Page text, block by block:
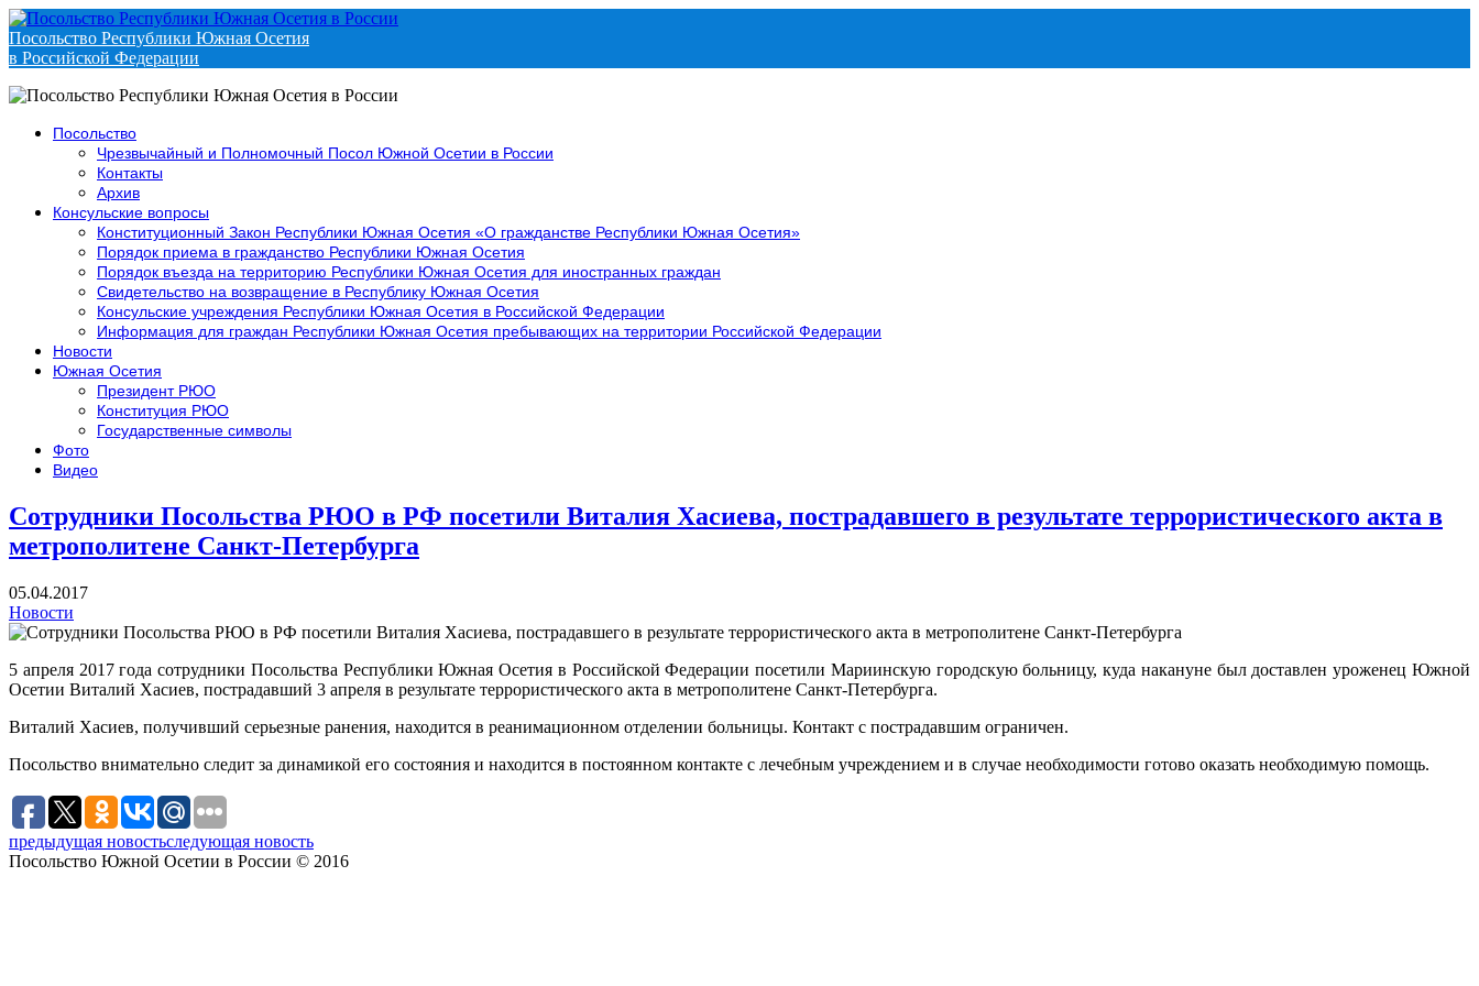
Посольство Республики Южная Осетия
в Российской Федерации
Посольство
Чрезвычайный и Полномочный Посол Южной Осетии в России
Контакты
Архив
Консульские вопросы
Конституционный Закон Республики Южная Осетия «О гражданстве Республики Южная Осетия»
Порядок приема в гражданство Республики Южная Осетия
Порядок въезда на территорию Республики Южная Осетия для иностранных граждан
Свидетельство на возвращение в Республику Южная Осетия
Консульские учреждения Республики Южная Осетия в Российской Федерации
Информация для граждан Республики Южная Осетия пребывающих на территории Российской Федерации
Новости
Южная Осетия
Президент РЮО
Конституция РЮО
Государственные символы
Фото
Видео
Сотрудники Посольства РЮО в РФ посетили Виталия Хасиева, пострадавшего в результате террористического акта в
метрополитене Санкт-Петербурга
05.04.2017
Новости
5 апреля 2017 года сотрудники Посольства Республики Южная Осетия в Российской Федерации посетили Мариинскую городскую больницу, куда накануне был доставлен уроженец Южной
Осетии Виталий Хасиев, пострадавший 3 апреля в результате террористического акта в метрополитене Санкт-Петербурга.
Виталий Хасиев, получивший серьезные ранения, находится в реанимационном отделении больницы. Контакт с пострадавшим ограничен.
Посольство внимательно следит за динамикой его состояния и находится в постоянном контакте с лечебным учреждением и в случае необходимости готово оказать необходимую помощь.
предыдущая новостьследующая новость
Посольство Южной Осетии в России © 2016